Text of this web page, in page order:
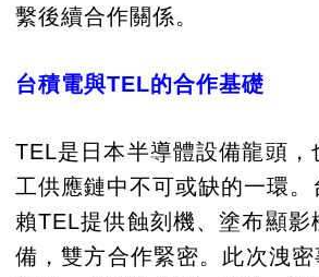
繫後續合作關係。
台積電與TEL的合作基礎
TEL是日本半導體設備龍頭，
工供應鏈中不可或缺的一環。
賴TEL提供蝕刻機、塗布顯影
備，雙方合作緊密。此次洩